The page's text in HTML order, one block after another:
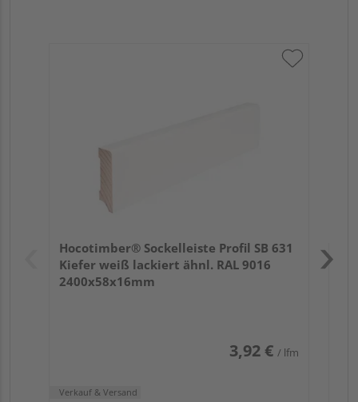
Hocotimber® Sockelleiste Profil SB 631
Kiefer weiß lackiert ähnl. RAL 9016
2400x58x16mm
3,92 € / lfm
Verkauf & Versand